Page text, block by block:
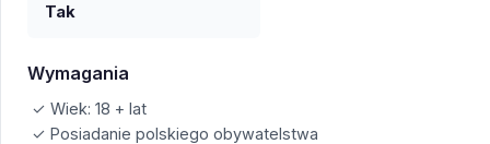
Tak
Wymagania
✓ Wiek: 18 + lat
✓ Posiadanie polskiego obywatelstwa